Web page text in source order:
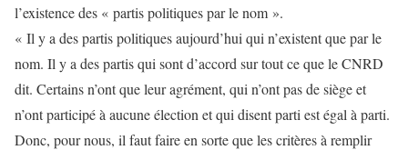
l’existence des « partis politiques par le nom ».
« Il y a des partis politiques aujourd’hui qui n’existent que par le
nom. Il y a des partis qui sont d’accord sur tout ce que le CNRD
dit. Certains n’ont que leur agrément, qui n’ont pas de siège et
n’ont participé à aucune élection et qui disent parti est égal à parti.
Donc, pour nous, il faut faire en sorte que les critères à remplir